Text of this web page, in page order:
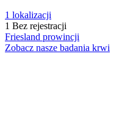
1 lokalizacji
1 Bez rejestracji
Friesland prowincji
Zobacz nasze badania krwi